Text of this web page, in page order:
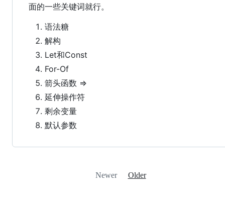
面的一些关键词就行。
语法糖
解构
Let和Const
For-Of
箭头函数 =>
延伸操作符
剩余变量
默认参数
Newer Older